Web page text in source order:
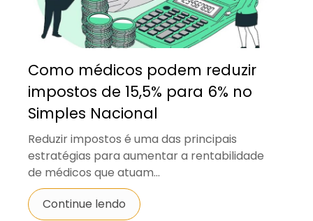
Como médicos podem reduzir
impostos de 15,5% para 6% no
Simples Nacional
Reduzir impostos é uma das principais
estratégias para aumentar a rentabilidade
de médicos que atuam...
Continue lendo